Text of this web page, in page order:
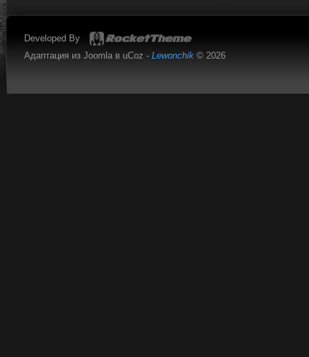
Developed By
Адаптация из Joomla в uCoz - Lewonchik © 2026